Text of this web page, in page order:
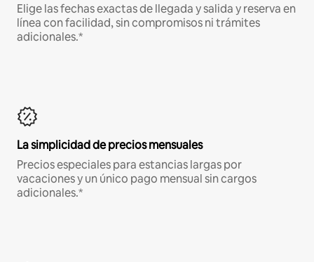
Elige las fechas exactas de llegada y salida y reserva en
línea con facilidad, sin compromisos ni trámites
adicionales.*
La simplicidad de precios mensuales
Precios especiales para estancias largas por
vacaciones y un único pago mensual sin cargos
adicionales.*